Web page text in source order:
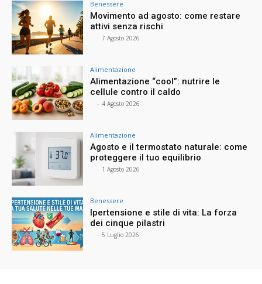
Benessere
Movimento ad agosto: come restare
attivi senza rischi
- 7 Agosto 2026
Alimentazione
Alimentazione “cool”: nutrire le
cellule contro il caldo
- 4 Agosto 2026
Alimentazione
Agosto e il termostato naturale: come
proteggere il tuo equilibrio
- 1 Agosto 2026
Benessere
Ipertensione e stile di vita: La forza
dei cinque pilastri
- 5 Luglio 2026